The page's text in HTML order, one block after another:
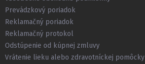
Prevádzkový poriadok
Reklamačný poriadok
Reklamačný protokol
Odstúpenie od kúpnej zmluvy
Vrátenie lieku alebo zdravotníckej pomôcky